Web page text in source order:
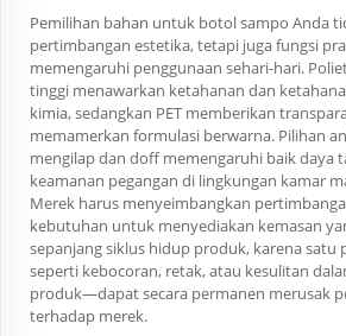
Pemilihan bahan untuk botol sampo Anda
pertimbangan estetika, tetapi juga fungsi
memengaruhi penggunaan sehari-hari.
tinggi menawarkan ketahanan dan
kimia, sedangkan PET memberikan
memamerkan formulasi berwarna. Pilihan
mengilap dan doff memengaruhi baik daya
keamanan pegangan di lingkungan kamar
Merek harus menyeimbangkan
kebutuhan untuk menyediakan kemasan
sepanjang siklus hidup produk, karena
seperti kebocoran, retak, atau kesulitan
produk—dapat secara permanen merusak
terhadap merek.